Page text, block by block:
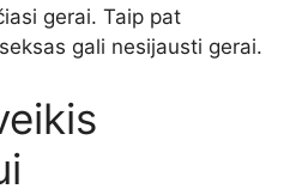
gerai. Taip pat
gali nesijausti gerai.